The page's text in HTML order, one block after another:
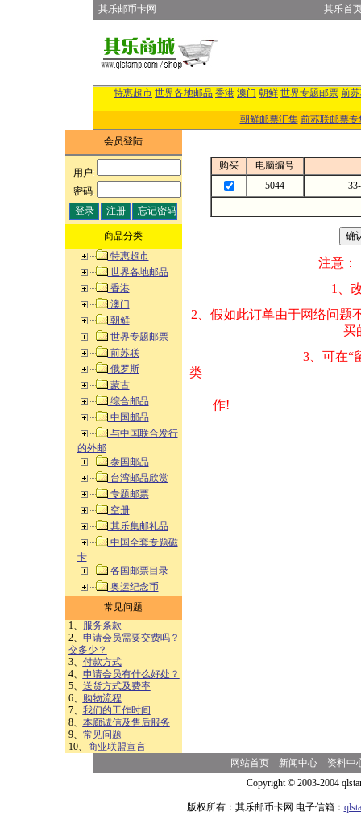
其乐邮币卡网 其乐首
特惠超市 世界各地邮品 香港 澳门 朝鲜 世界专题邮票 前
朝鲜邮票汇集 前苏联邮票专
会员登陆
用户:
密码:
商品分类
特惠超市
世界各地邮品
香港
澳门
朝鲜
世界专题邮票
前苏联
俄罗斯
蒙古
综合邮品
中国邮品
与中国联合发行
的外邮
泰国邮品
台湾邮品欣赏
专题邮票
空册
其乐集邮礼品
中国全套专题磁
卡
各国邮票目录
奥运纪念币
常见问题
1、
服务条款
2、 申请会员需要交费吗？
交多少？
3、 付款方式
4、 申请会员有什么好处？
5、 送货方式及费率
6、
购物流程
7、 我们的工作时间
8、 本廊诚信及售后服务
9、 常见问题
10、 商业联盟宣言
购买
电脑编号
5044
注意：
1、改变商品数量
2、假如此订单由
买的邮品的“
3、可在“
类 方式告之
作!
网站首页 新闻中心
资料中
Copyright © 2003-2004
版权所有：其乐邮币卡网 电子信箱：